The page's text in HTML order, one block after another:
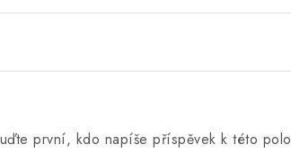
první, kdo napíše příspěvek k této